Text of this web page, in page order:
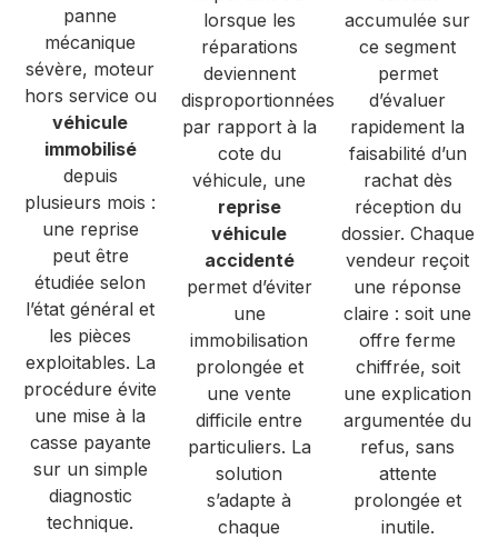
panne
mécanique
sévère, moteur
hors service ou
véhicule
immobilisé
depuis
plusieurs mois :
une reprise
peut être
étudiée selon
l’état général et
les pièces
exploitables. La
procédure évite
une mise à la
casse payante
sur un simple
diagnostic
technique.
lorsque les
réparations
deviennent
disproportionnées
par rapport à la
cote du
véhicule, une
reprise
véhicule
accidenté
permet d’éviter
une
immobilisation
prolongée et
une vente
difficile entre
particuliers. La
solution
s’adapte à
chaque
accumulée sur
ce segment
permet
d’évaluer
rapidement la
faisabilité d’un
rachat dès
réception du
dossier. Chaque
vendeur reçoit
une réponse
claire : soit une
offre ferme
chiffrée, soit
une explication
argumentée du
refus, sans
attente
prolongée et
inutile.